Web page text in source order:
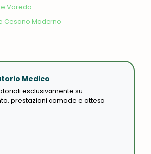
Varedo
Cesano Maderno
Medico
esclusivamente su
prestazioni comode e attesa